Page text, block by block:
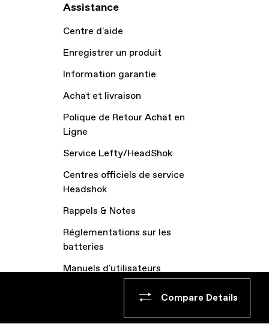
Compare Details
Assistance
Centre d'aide
Enregistrer un produit
Information garantie
Achat et livraison
Polique de Retour Achat en
Ligne
Service Lefty/HeadShok
Centres officiels de service
Headshok
Rappels & Notes
Réglementations sur les
batteries
Manuels d'utilisateurs